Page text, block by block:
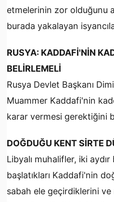
etmelerinin zor olduğunu
burada yakalayan
RUSYA: KADDAFİ'NİN
BELİRLEMELİ
Rusya Devlet Başkanı
Muammer Kaddafi'nin
karar vermesi gerektiğini
DOĞDUĞU KENT SİRTE
Libyalı muhalifler, iki aydır
başlatıkları Kaddafi'nin
sabah ele geçirdiklerini